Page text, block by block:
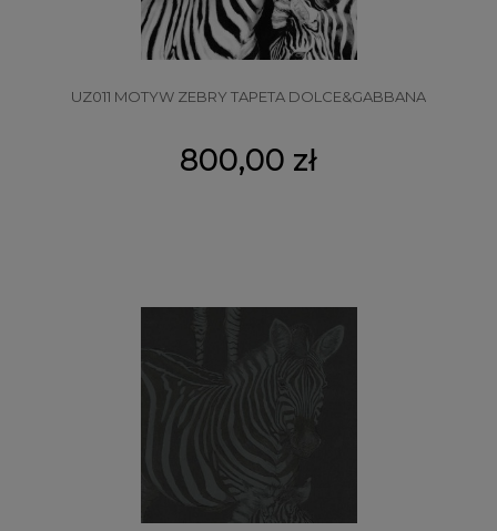
UZ011 MOTYW ZEBRY TAPETA DOLCE&GABBANA
800,00 zł